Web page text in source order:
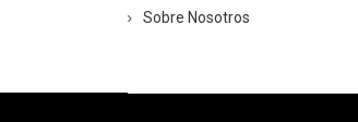
Sobre Nosotros